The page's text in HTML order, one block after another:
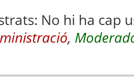
No hi ha cap
,